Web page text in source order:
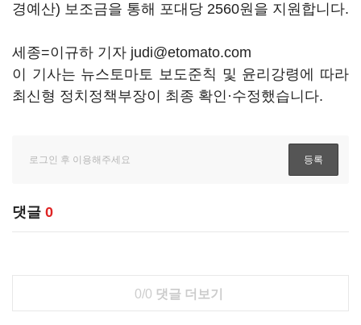
경예산) 보조금을 통해 포대당 2560원을 지원합니다.
세종=이규하 기자 judi@etomato.com
이 기사는 뉴스토마토 보도준칙 및 윤리강령에 따라
최신형 정치정책부장이 최종 확인·수정했습니다.
댓글 0
0/0 댓글 더보기